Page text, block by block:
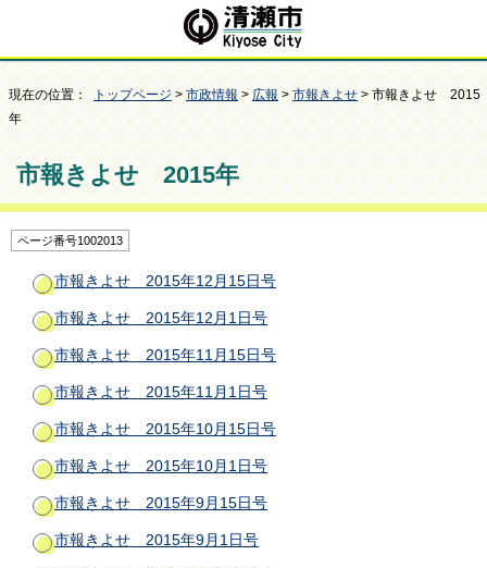
現在の位置： トップページ > 市政情報 > 広報 > 市報きよせ > 市報きよせ 2015
年
市報きよせ 2015年
ページ番号1002013
市報きよせ 2015年12月15日号
市報きよせ 2015年12月1日号
市報きよせ 2015年11月15日号
市報きよせ 2015年11月1日号
市報きよせ 2015年10月15日号
市報きよせ 2015年10月1日号
市報きよせ 2015年9月15日号
市報きよせ 2015年9月1日号